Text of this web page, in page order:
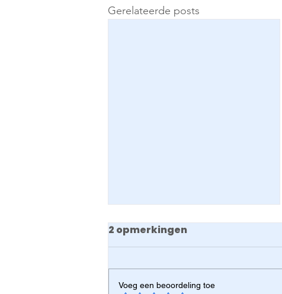
Gerelateerde posts
2 opmerkingen
Voeg een beoordeling toe